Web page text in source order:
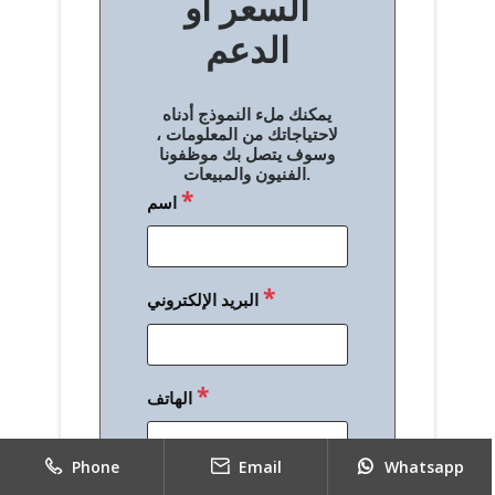
الدعم
يمكنك ملء النموذج أدناه
لاحتياجاتك من المعلومات ،
وسوف يتصل بك موظفونا
الفنيون والمبيعات.
اسم*
البريد الإلكتروني*
الهاتف*
Phone Email Whatsapp